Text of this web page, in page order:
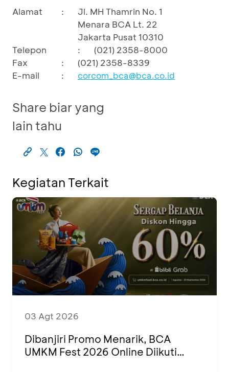
Alamat
:
Jl. MH Thamrin No. 1
Menara BCA Lt. 22
Jakarta Pusat 10310
Telepon
:
(021) 2358-8000
Fax
:
(021) 2358-8339
E-mail
: corcom_bca@bca.co.id
Share biar yang
lain tahu
Kegiatan Terkait
03 Agt 2026
Dibanjiri Promo Menarik, BCA
UMKM Fest 2026 Online Diikuti